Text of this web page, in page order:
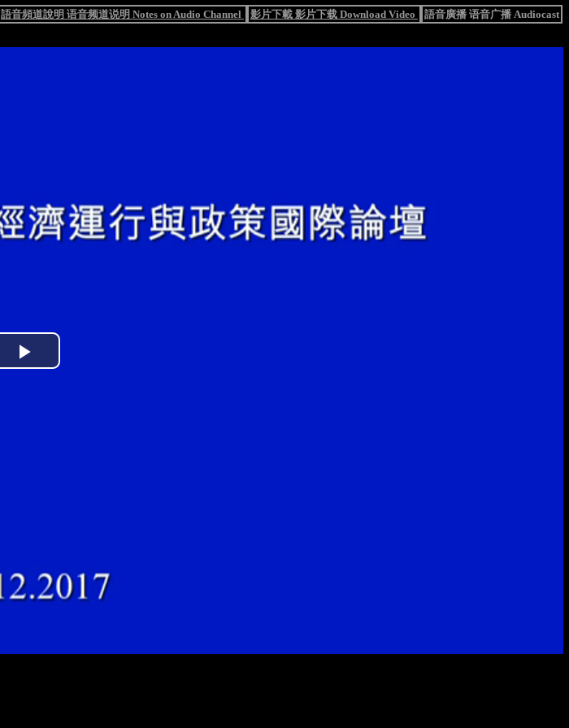
語音頻道說明 语音频道说明 Notes on Audio Channel 影片下載 影片下载 Download Video 語音廣播 语音广播 Audiocast
Play